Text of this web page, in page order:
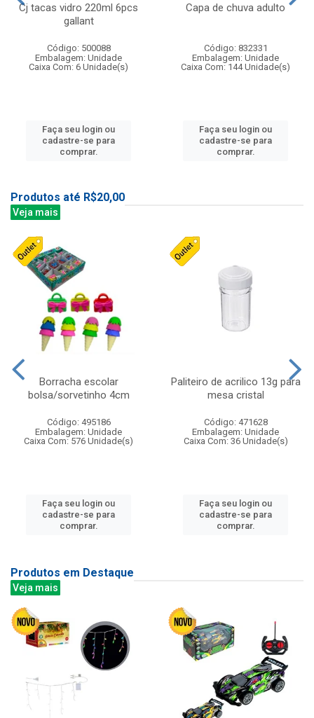
Cj tacas vidro 220ml 6pcs
gallant
Código: 500088
Embalagem: Unidade
Caixa Com: 6 Unidade(s)
Faça seu login ou
cadastre-se para
comprar.
Capa de chuva adulto
Código: 832331
Embalagem: Unidade
Caixa Com: 144 Unidade(s)
Faça seu login ou
cadastre-se para
comprar.
Produtos até R$20,00
Veja mais
Borracha escolar
bolsa/sorvetinho 4cm
Código: 495186
Embalagem: Unidade
Caixa Com: 576 Unidade(s)
Faça seu login ou
cadastre-se para
comprar.
Paliteiro de acrilico 13g para
mesa cristal
Código: 471628
Embalagem: Unidade
Caixa Com: 36 Unidade(s)
Faça seu login ou
cadastre-se para
comprar.
Produtos em Destaque
Veja mais